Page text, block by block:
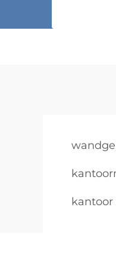
kantoor